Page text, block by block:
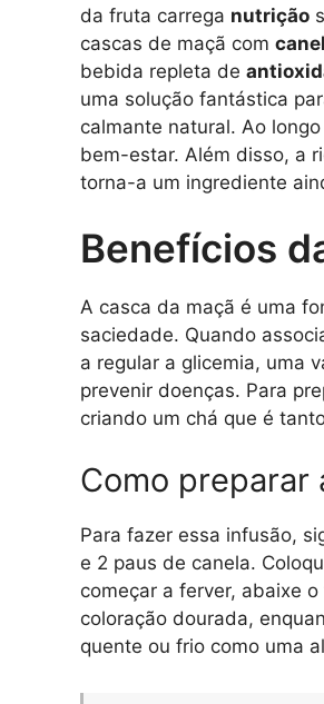
da fruta carrega nutrição
cascas de maçã com
bebida repleta de
uma solução fantástica
calmante natural. Ao
bem-estar. Além disso, a
torna-a um ingrediente
Benefícios
A casca da maçã é uma
saciedade. Quando
a regular a glicemia, uma
prevenir doenças. Para
criando um chá que é
Como preparar
Para fazer essa infusão,
e 2 paus de canela.
começar a ferver, abaixe
coloração dourada,
quente ou frio como uma